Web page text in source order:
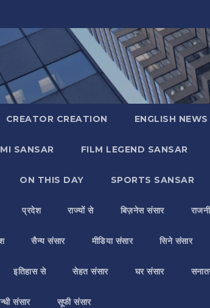
CREATOR CREATION ENGLISH
SANSAR FILM LEGEND SANSAR
ON THIS DAY SPORTS SANSAR
प्रदेश राज्यों से बिज़नेस संसार
सैन्य संसार मीडिया संसार सिने संसार
इतिहास से सेहत संसार घर संसार
संसार सूफी संसार